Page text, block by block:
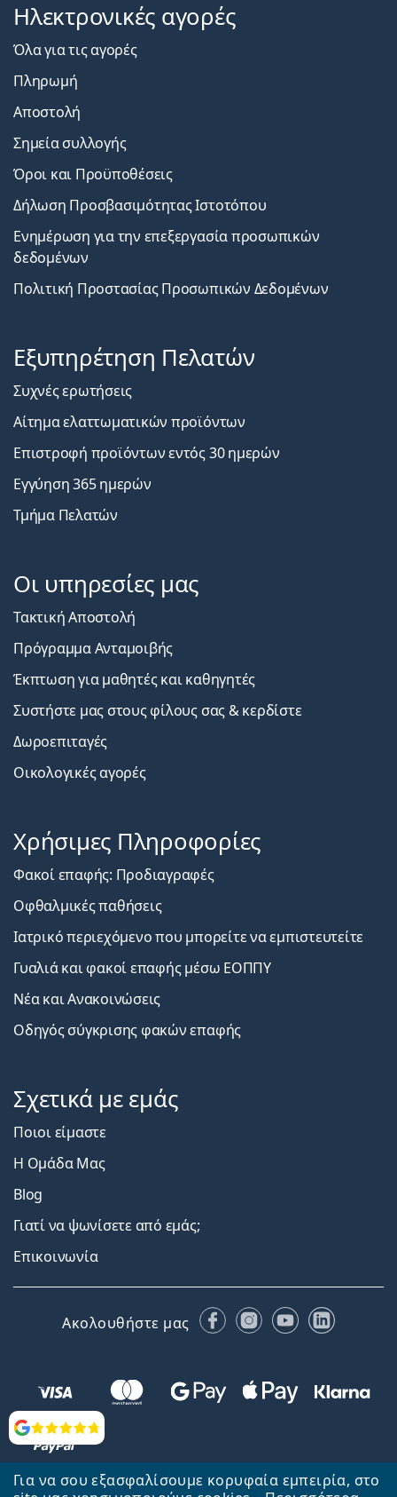
Για να σου εξασφαλίσουμε κορυφαία εμπειρία, στο
Αξιολογήσεις
Ηλεκτρονικές αγορές
Όλα για τις αγορές
Πληρωμή
Αποστολή
Σημεία συλλογής
Όροι και Προϋποθέσεις
Δήλωση Προσβασιμότητας Ιστοτόπου
Ενημέρωση για την επεξεργασία προσωπικών
δεδομένων
Πολιτική Προστασίας Προσωπικών Δεδομένων
Εξυπηρέτηση Πελατών
Συχνές ερωτήσεις
Αίτημα ελαττωματικών προϊόντων
Επιστροφή προϊόντων εντός 30 ημερών
Εγγύηση 365 ημερών
Τμήμα Πελατών
Οι υπηρεσίες μας
Τακτική Αποστολή
Πρόγραμμα Ανταμοιβής
Έκπτωση για μαθητές και καθηγητές
Συστήστε μας στους φίλους σας & κερδίστε
Δωροεπιταγές
Οικολογικές αγορές
Χρήσιμες Πληροφορίες
Φακοί επαφής: Προδιαγραφές
Οφθαλμικές παθήσεις
Ιατρικό περιεχόμενο που μπορείτε να εμπιστευτείτε
Γυαλιά και φακοί επαφής μέσω ΕΟΠΠΥ
Νέα και Ανακοινώσεις
Οδηγός σύγκρισης φακών επαφής
Σχετικά με εμάς
Ποιοι είμαστε
Η Ομάδα Μας
Blog
Γιατί να ψωνίσετε από εμάς;
Επικοινωνία
Ακολουθήστε μας FacebookInstagram
YouTubeLinkedIn